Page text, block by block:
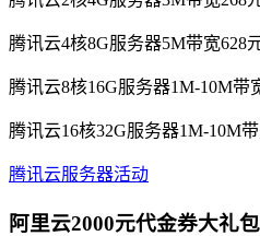
腾讯云4核8G服务器5M带宽628
腾讯云8核16G服务器1M-10M带
腾讯云16核32G服务器1M-10M
腾讯云服务器活动
阿里云2000元代金券大礼包